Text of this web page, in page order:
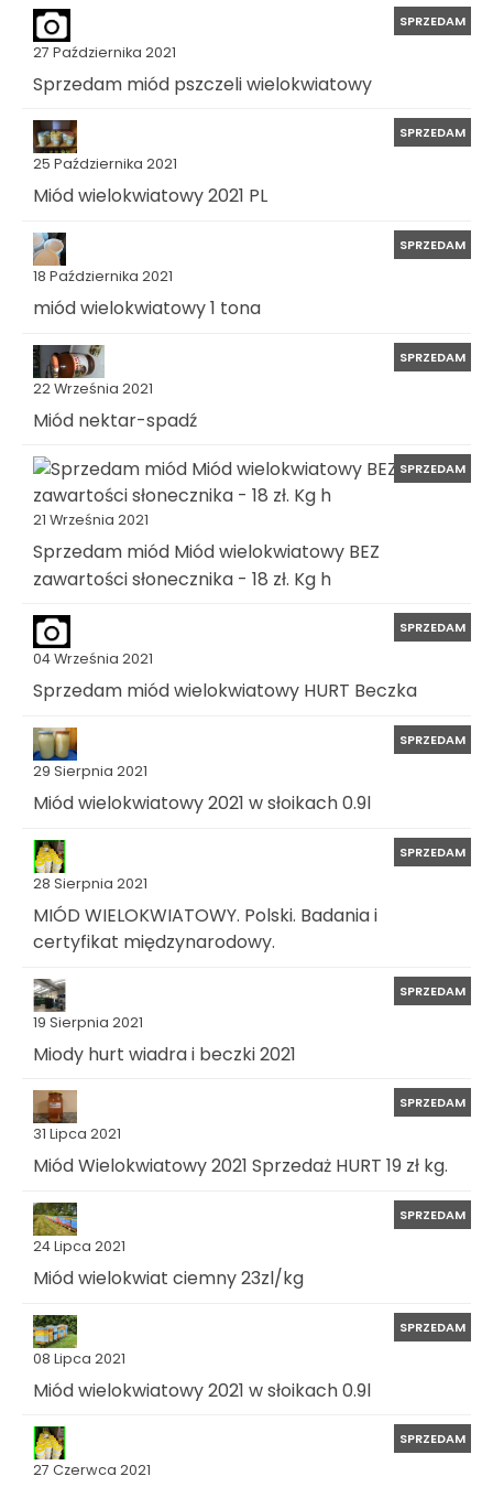
27 Października 2021
SPRZEDAM
Sprzedam miód pszczeli wielokwiatowy
25 Października 2021
SPRZEDAM
Miód wielokwiatowy 2021 PL
18 Października 2021
SPRZEDAM
miód wielokwiatowy 1 tona
22 Września 2021
SPRZEDAM
Miód nektar-spadź
21 Września 2021
SPRZEDAM
Sprzedam miód Miód wielokwiatowy BEZ
zawartości słonecznika - 18 zł. Kg h
04 Września 2021
SPRZEDAM
Sprzedam miód wielokwiatowy HURT Beczka
29 Sierpnia 2021
SPRZEDAM
Miód wielokwiatowy 2021 w słoikach 0.9l
28 Sierpnia 2021
SPRZEDAM
MIÓD WIELOKWIATOWY. Polski. Badania i
certyfikat międzynarodowy.
19 Sierpnia 2021
SPRZEDAM
Miody hurt wiadra i beczki 2021
31 Lipca 2021
SPRZEDAM
Miód Wielokwiatowy 2021 Sprzedaż HURT 19 zł kg.
24 Lipca 2021
SPRZEDAM
Miód wielokwiat ciemny 23zl/kg
08 Lipca 2021
SPRZEDAM
Miód wielokwiatowy 2021 w słoikach 0.9l
27 Czerwca 2021
SPRZEDAM